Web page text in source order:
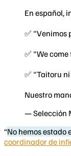
En español,
✅ "Venimos
✅ "We
✅ "Taitoru
Nuestro
— Selección
“No hemos estado
coordinador de